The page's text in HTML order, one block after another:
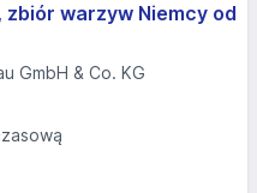
warzyw Niemcy od
GmbH & Co. KG